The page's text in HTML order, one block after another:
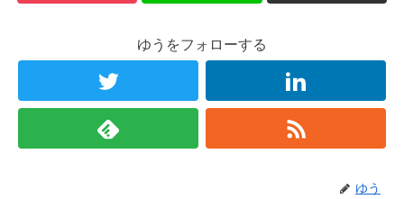
ゆうをフォローする
ゆう